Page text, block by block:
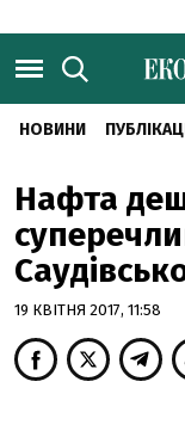
НОВИНИ
Нафта
19 КВІТНЯ 2017, 11:58